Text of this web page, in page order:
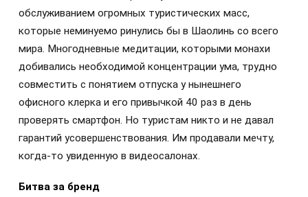
обслуживанием огромных туристических масс,
которые неминуемо ринулись бы в Шаолинь со всего
мира. Многодневные медитации, которыми монахи
добивались необходимой концентрации ума, трудно
совместить с понятием отпуска у нынешнего
офисного клерка и его привычкой 40 раз в день
проверять смартфон. Но туристам никто и не давал
гарантий усовершенствования. Им продавали мечту,
когда-то увиденную в видеосалонах.
Битва за бренд